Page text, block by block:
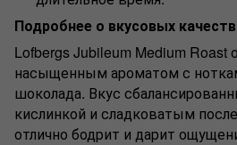
Подробнее о вкусовых
Lofbergs Jubileum Medium Roast
насыщенным ароматом с
шоколада. Вкус
кислинкой и сладковатым
отлично бодрит и дарит